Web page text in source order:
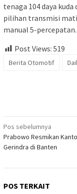
tenaga 104 daya
pilihan transmisi
manual 5-percepatan.
Post Views: 519
Berita Otomotif
Navigasi
pos
Pos sebelumnya
Prabowo Resmikan
Gerindra di Banten
POS TERKAIT